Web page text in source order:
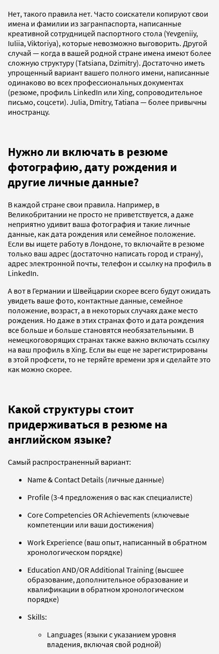
Нет, такого правила нет. Часто соискатели копируют свои
имена и фамилии из загранпаспорта, написанные
креативной сотрудницей паспортного стола (Yevgeniiy,
Iuliia, Viktoriya), которые невозможно выговорить. Другой
случай — когда в вашей родной стране имена имеют более
сложную структуру (Tatsiana, Dzimitry). Достаточно иметь
упрощенный вариант вашего полного имени, написанные
одинаково во всех профессиональных документах
(резюме, профиль LinkedIn или Xing, сопроводительное
письмо, соцсети). Julia, Dmitry, Tatiana — более привычны
иностранцу.
Нужно ли включать в резюме
фотографию, дату рождения и
другие личные данные?
В каждой стране свои правила. Например, в
Великобритании не просто не приветствуется, а даже
неприятно удивит ваша фотография и такие личные
данные, как дата рождения или семейное положение.
Если вы ищете работу в Лондоне, то включайте в резюме
только ваш адрес (достаточно написать город и страну),
адрес электронной почты, телефон и ссылку на профиль в
LinkedIn.
А вот в Германии и Швейцарии скорее всего будут ожидать
увидеть ваше фото, контактные данные, семейное
положение, возраст, а в некоторых случаях даже место
рождения. Но даже в этих странах фото и дата рождения
все больше и больше становятся необязательными. В
немецкоговорящих странах также важно включать ссылку
на ваш профиль в Xing. Если вы еще не зарегистрированы
в этой профсети, то не теряйте времени зря и сделайте это
как можно скорее.
Какой структуры стоит
придерживаться в резюме на
английском языке?
Самый распространенный вариант:
Name & Contact Details (личные данные)
Profile (3-4 предложения о вас как специалисте)
Core Competencies OR Achievements (ключевые
компетенции или ваши достижения)
Work Experience (ваш опыт, написанный в обратном
хронологическом порядке)
Education AND/OR Additional Training (высшее
образование, дополнительное образование и
квалификации в обратном хронологическом
порядке)
Skills:
Languages (языки с указанием уровня
владения, включая свой родной)